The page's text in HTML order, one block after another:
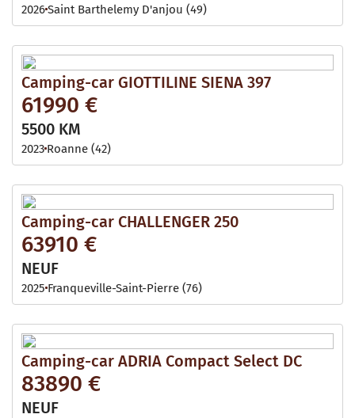
2026Saint Barthelemy D'anjou (49)
Camping-car GIOTTILINE SIENA 397
61990 €
5500 KM
2023 Roanne (42)
Camping-car CHALLENGER 250
63910 €
NEUF
2025 Franqueville-Saint-Pierre (76)
Camping-car ADRIA Compact Select DC
83890 €
NEUF